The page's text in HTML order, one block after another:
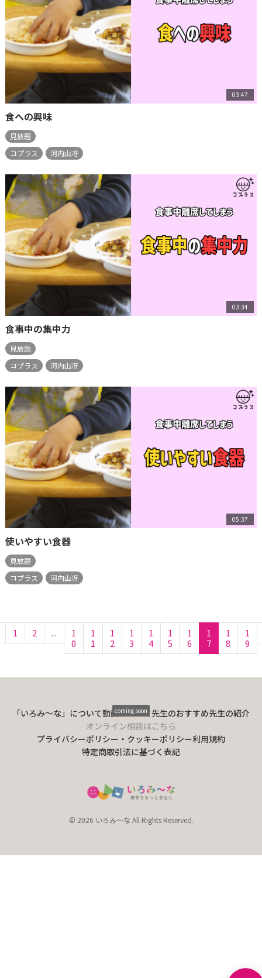
03:47
食への興味
見放題
コプラス
河内山冴
03:34
食事中の集中力
見放題
コプラス
河内山冴
05:37
使いやすい食器
見放題
コプラス
河内山冴
1 2 ...
1
0
1
1
1
2
1
3
1
4
1
5
1
6
1
7
1
8
1
9
「いろみ〜な」について動画について先生のおすすめ先生の紹介
オンライン相談はこちら
coming soon
プライバシーポリシー・クッキーポリシー利用規約
特定商取引法に基づく表記
© 2026 いろみ～な All Rights Reserved.